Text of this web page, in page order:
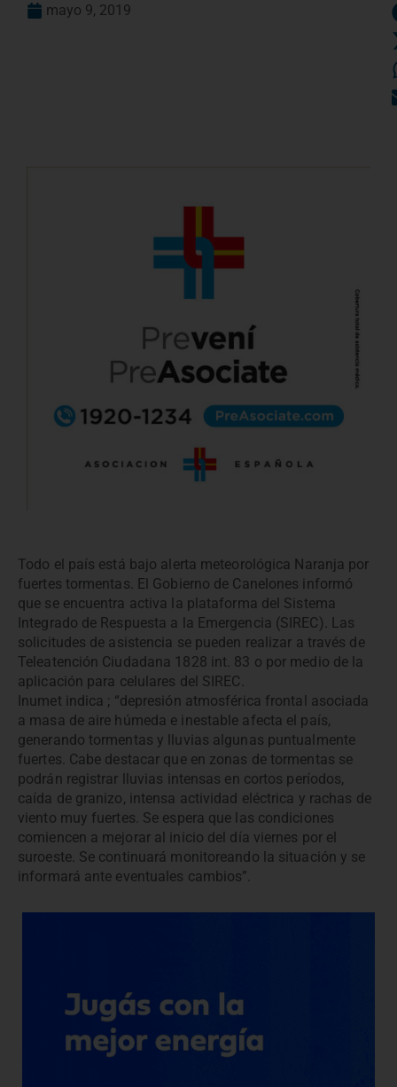
mayo 9, 2019
Todo el país está bajo alerta meteorológica Naranja por
fuertes tormentas. El Gobierno de Canelones informó
que se encuentra activa la plataforma del Sistema
Integrado de Respuesta a la Emergencia (SIREC). Las
solicitudes de asistencia se pueden realizar a través de
Teleatención Ciudadana 1828 int. 83 o por medio de la
aplicación para celulares del SIREC.
Inumet indica ; “depresión atmosférica frontal asociada
a masa de aire húmeda e inestable afecta el país,
generando tormentas y lluvias algunas puntualmente
fuertes. Cabe destacar que en zonas de tormentas se
podrán registrar lluvias intensas en cortos períodos,
caída de granizo, intensa actividad eléctrica y rachas de
viento muy fuertes. Se espera que las condiciones
comiencen a mejorar al inicio del día viernes por el
suroeste. Se continuará monitoreando la situación y se
informará ante eventuales cambios”.